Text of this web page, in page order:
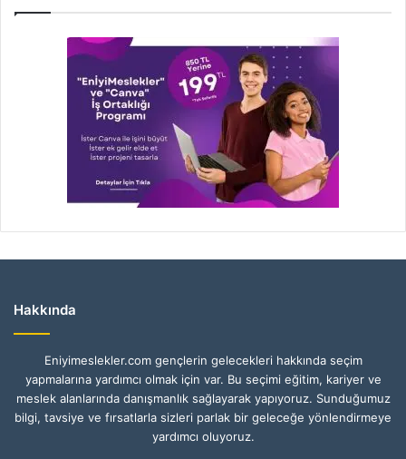
Hakkında
Eniyimeslekler.com gençlerin gelecekleri hakkında seçim
yapmalarına yardımcı olmak için var. Bu seçimi eğitim, kariyer ve
meslek alanlarında danışmanlık sağlayarak yapıyoruz. Sunduğumuz
bilgi, tavsiye ve fırsatlarla sizleri parlak bir geleceğe yönlendirmeye
yardımcı oluyoruz.